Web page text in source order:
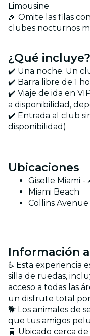
Limousine
🎉 Omite las filas
clubes nocturnos
¿Qué incluye?
✔️ Una noche. Un
✔️ Barra libre de 1
✔️ Viaje de ida en
a disponibilidad,
✔️ Entrada al club
disponibilidad)
Ubicaciones
Giselle Miami -
Miami Beach
Collins Avenue
Información
♿️ Esta experiencia
silla de ruedas,
acceso a todas las
un disfrute total
🐕 Los animales de
que tus amigos
🚆 Ubicado cerca